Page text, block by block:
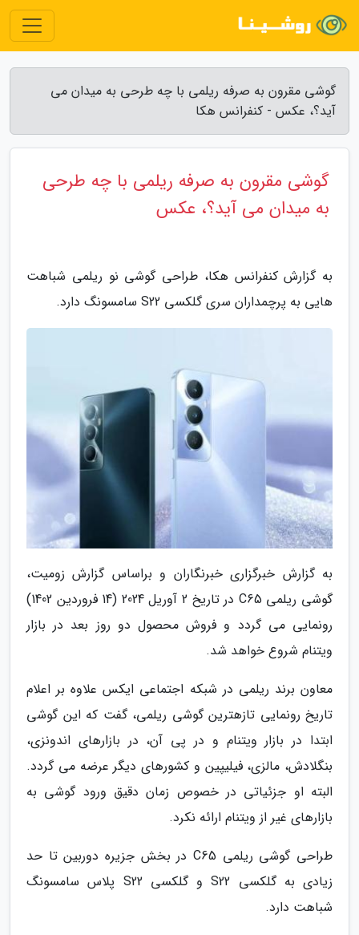
گوشی مقرون به صرفه ریلمی با چه طرحی به میدان می
آید؟، عکس - کنفرانس هکا
گوشی مقرون به صرفه ریلمی با چه طرحی
به میدان می آید؟، عکس
به گزارش کنفرانس هکا، طراحی گوشی نو ریلمی شباهت
هایی به پرچمداران سری گلکسی S22 سامسونگ دارد.
به گزارش خبرگزاری خبرنگاران و براساس گزارش زومیت،
گوشی ریلمی C65 در تاریخ 2 آوریل 2024 (14 فروردین 1402)
رونمایی می گردد و فروش محصول دو روز بعد در بازار
ویتنام شروع خواهد شد.
معاون برند ریلمی در شبکه اجتماعی ایکس علاوه بر اعلام
تاریخ رونمایی تازهترین گوشی ریلمی، گفت که این گوشی
ابتدا در بازار ویتنام و در پی آن، در بازارهای اندونزی،
بنگلادش، مالزی، فیلیپین و کشورهای دیگر عرضه می گردد.
البته او جزئیاتی در خصوص زمان دقیق ورود گوشی به
بازارهای غیر از ویتنام ارائه نکرد.
طراحی گوشی ریلمی C65 در بخش جزیره دوربین تا حد
زیادی به گلکسی S22 و گلکسی S22 پلاس سامسونگ
شباهت دارد.